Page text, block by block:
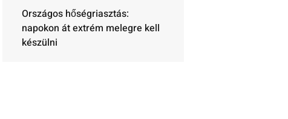
Országos hőségriasztás:
napokon át extrém melegre kell
készülni